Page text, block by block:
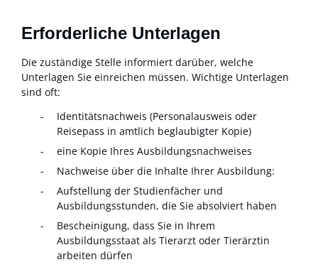
Erforderliche Unterlagen
Die zuständige Stelle informiert darüber, welche
Unterlagen Sie einreichen müssen. Wichtige Unterlagen
sind oft:
Identitätsnachweis (Personalausweis oder
Reisepass in amtlich beglaubigter Kopie)
eine Kopie Ihres Ausbildungsnachweises
Nachweise über die Inhalte Ihrer Ausbildung:
Aufstellung der Studienfächer und
Ausbildungsstunden, die Sie absolviert haben
Bescheinigung, dass Sie in Ihrem
Ausbildungsstaat als Tierarzt oder Tierärztin
arbeiten dürfen